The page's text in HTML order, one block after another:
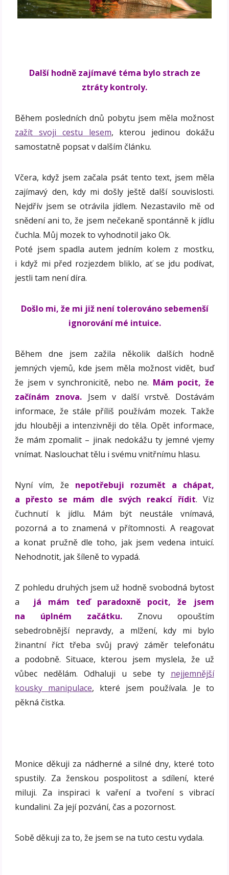
Další hodně zajímavé téma bylo strach ze
ztráty kontroly.
Během posledních dnů pobytu jsem měla možnost
zažít svoji cestu lesem, kterou jedinou dokážu
samostatně popsat v dalším článku.
Včera, když jsem začala psát tento text, jsem měla
zajímavý den, kdy mi došly ještě další souvislosti.
Nejdřív jsem se otrávila jídlem. Nezastavilo mě od
snědení ani to, že jsem nečekaně spontánně k jídlu
čuchla. Můj mozek to vyhodnotil jako Ok.
Poté jsem spadla autem jedním kolem z mostku,
i když mi před rozjezdem bliklo, ať se jdu podívat,
jestli tam není díra.
Došlo mi, že mi již není tolerováno sebemenší
ignorování mé intuice.
Během dne jsem zažila několik dalších hodně
jemných vjemů, kde jsem měla možnost vidět, buď
že jsem v synchronicitě, nebo ne. Mám pocit, že
začínám znova. Jsem v další vrstvě. Dostávám
informace, že stále příliš používám mozek. Takže
jdu hlouběji a intenzivněji do těla. Opět informace,
že mám zpomalit – jinak nedokážu ty jemné vjemy
vnímat. Naslouchat tělu i svému vnitřnímu hlasu.
Nyní vím, že nepotřebuji rozumět a chápat,
a přesto se mám dle svých reakcí řídit. Viz
čuchnutí k jídlu. Mám být neustále vnímavá,
pozorná a to znamená v přítomnosti. A reagovat
a konat pružně dle toho, jak jsem vedena intuicí.
Nehodnotit, jak šíleně to vypadá.
Z pohledu druhých jsem už hodně svobodná bytost
a
já mám teď paradoxně pocit, že jsem
na úplném začátku. Znovu opouštím
sebedrobnější nepravdy, a mlžení, kdy mi bylo
žinantní říct třeba svůj pravý záměr telefonátu
a podobně. Situace, kterou jsem myslela, že už
vůbec nedělám. Odhaluji u sebe ty nejjemnější
kousky manipulace, které jsem používala. Je to
pěkná čistka.
Monice děkuji za nádherné a silné dny, které toto
spustily. Za ženskou pospolitost a sdílení, které
miluji. Za inspiraci k vaření a tvoření s vibrací
kundalini. Za její pozvání, čas a pozornost.
Sobě děkuji za to, že jsem se na tuto cestu vydala.